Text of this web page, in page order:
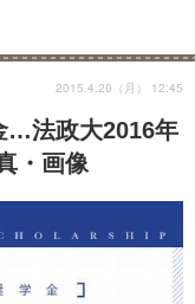
…法政大2016年
・画像
2015.4.20（月） 12:45